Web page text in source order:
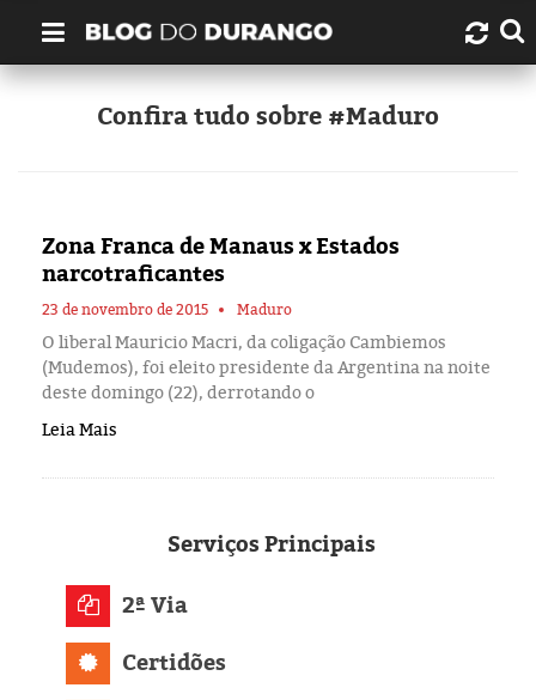
Quem é Durango Duarte?
Artigos
Amazonas
História
Eleições 2024
Política
Confira tudo sobre #Maduro
Zona Franca de Manaus x Estados
narcotraficantes
23 de novembro de 2015 Maduro
O liberal Mauricio Macri, da coligação Cambiemos
(Mudemos), foi eleito presidente da Argentina na noite
deste domingo (22), derrotando o
Leia Mais
ServiçosPrincipais
2ª Via
Certidões